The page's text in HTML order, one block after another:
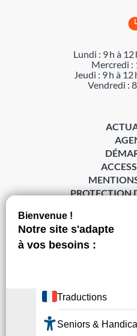
Lundi : 9 h à 12
Mercredi :
Jeudi : 9 h à 12
Vendredi :
S’abonner à
PROTECTION
POLITIQUE DE